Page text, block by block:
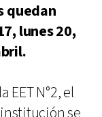
quedan
lunes 20,
EET N°2, el
se